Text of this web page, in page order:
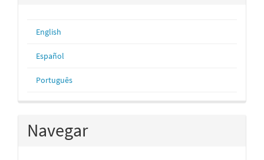
English
Español
Português
Navegar